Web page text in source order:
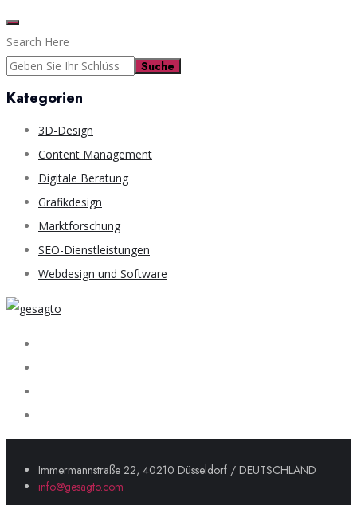
Search Here
Suche
Kategorien
3D-Design
Content Management
Digitale Beratung
Grafikdesign
Marktforschung
SEO-Dienstleistungen
Webdesign und Software
Immermannstraße 22, 40210 Düsseldorf / DEUTSCHLAND
info@gesagto.com